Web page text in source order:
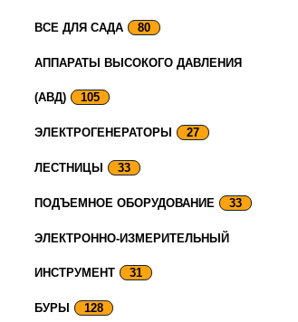
ВСЕ ДЛЯ САДА 80
АППАРАТЫ ВЫСОКОГО ДАВЛЕНИЯ
(АВД) 105
ЭЛЕКТРОГЕНЕРАТОРЫ 27
ЛЕСТНИЦЫ 33
ПОДЪЕМНОЕ ОБОРУДОВАНИЕ 33
ЭЛЕКТРОННО-ИЗМЕРИТЕЛЬНЫЙ
ИНСТРУМЕНТ 31
БУРЫ 128